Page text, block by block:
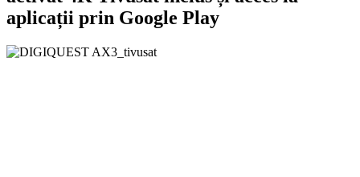
aplicații prin Google Play